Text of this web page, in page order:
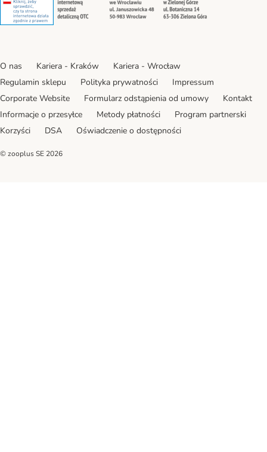
O nas Kariera - Kraków
Kariera - Wrocław
Regulamin sklepu
Polityka prywatności
Impressum
Corporate Website
Formularz odstąpienia od umowy
Kontakt
Informacje o przesyłce
Metody płatności
Program partnerski
Korzyści
DSA Oświadczenie o dostępności
© zooplus SE 2026